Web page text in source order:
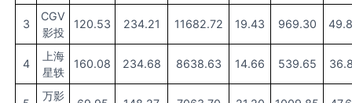
3
CGV
影投
120.53 234.21 11682.72 19.43 969.30
4
上海
星轶
160.08 234.68 8638.63 14.66 539.65
万影